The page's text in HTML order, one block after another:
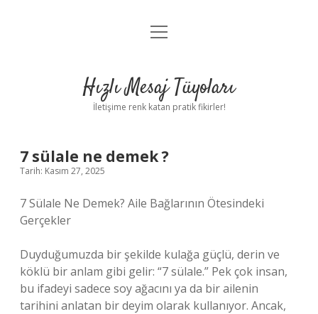
Anasayfa
Yasal Uyarı
menüyü
Hızlı Mesaj Tüyoları
İletişime renk katan pratik fikirler!
7 sülale ne demek ?
Tarih: Kasım 27, 2025
7 Sülale Ne Demek? Aile Bağlarının Ötesindeki
Gerçekler
Duyduğumuzda bir şekilde kulağa güçlü, derin ve
köklü bir anlam gibi gelir: “7 sülale.” Pek çok insan,
bu ifadeyi sadece soy ağacını ya da bir ailenin
tarihini anlatan bir deyim olarak kullanıyor. Ancak,